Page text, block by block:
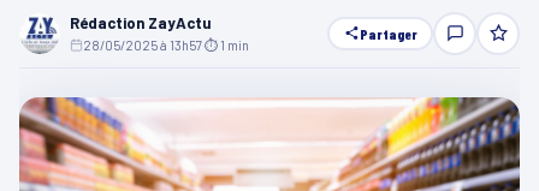
Rédaction ZayActu
28/05/2025 à 13h57⏱ 1 min
Partager